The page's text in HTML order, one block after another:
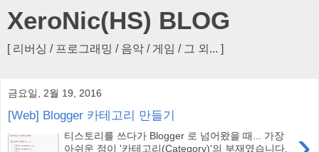
XeroNic(HS) BLOG
[ 리버싱 / 프로그래밍 / 음악 / 게임 / 그 외... ]
금요일, 2월 19, 2016
[Web] Blogger 카테고리 만들기
티스토리를 쓰다가 Blogger 로 넘어왔을 때... 가장
아쉬운 점이 '카테고리(Category)'의 부재였습니다.